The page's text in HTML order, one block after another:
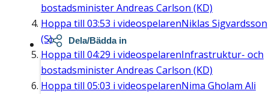
bostadsminister Andreas Carlson (KD)
Hoppa till 03:53 i videospelarenNiklas Sigvardsson
(S)
Hoppa till 04:29 i videospelarenInfrastruktur- och
bostadsminister Andreas Carlson (KD)
Hoppa till 05:03 i videospelarenNima Gholam Ali
Dela/Bädda in